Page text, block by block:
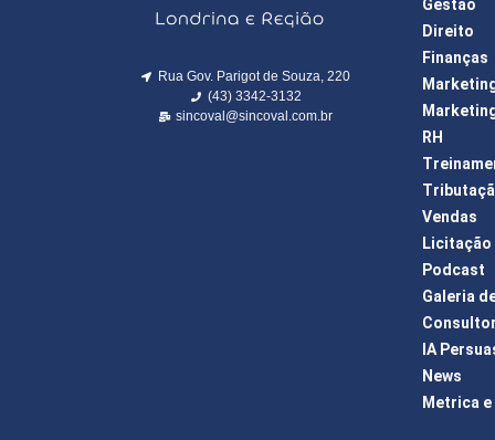
Rua Gov. Parigot de Souza, 220
(43) 3342-3132
sincoval@sincoval.com.br
Gestão
Direito
Finanças
RH
Vendas
Licitação
Podcast
Galeria
IA
News
Metrica